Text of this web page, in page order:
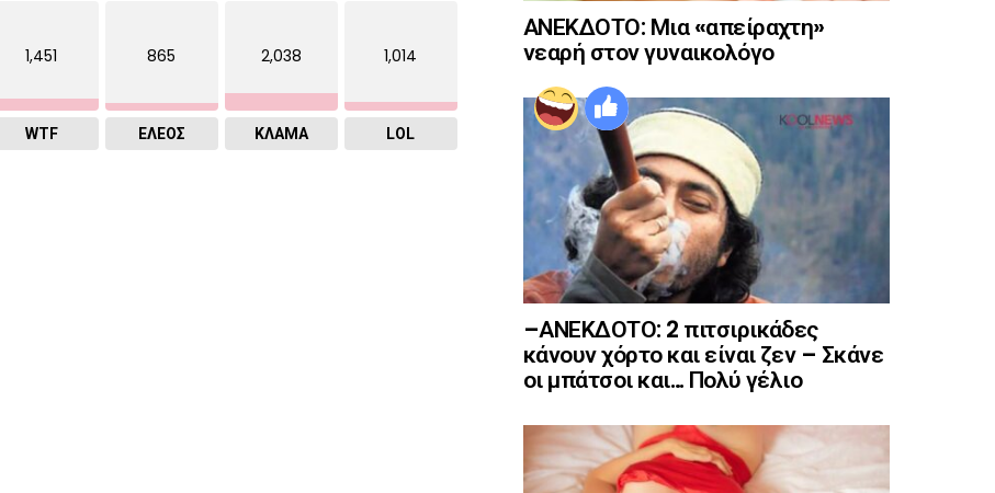
1,451
WTF
865
ΕΛΕΟΣ
2,038
ΚΛΑΜΑ
1,014
LOL
ΑΝΕΚΔΟΤΟ: Μια «απείραχτη»
νεαρή στον γυναικολόγο
–ΑΝΕΚΔΟΤΟ: 2 πιτσιρικάδες
κάνουν χόρτο και είναι ζεν – Σκάνε
οι μπάτσοι και… Πολύ γέλιο